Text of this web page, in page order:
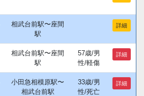
相武台前駅〜座間
駅
詳細
相武台前駅〜座間
駅
57歳/男
性/軽傷
詳細
小田急相模原駅〜
相武台前駅
33歳/男
性/死亡
詳細